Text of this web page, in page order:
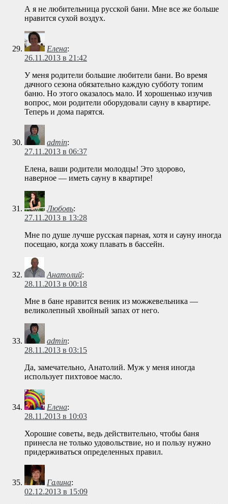
А я не любительница русской бани. Мне все же больше
нравится сухой воздух.
Елена:
26.11.2013 в 21:42
У меня родители большие любители бани. Во время
дачного сезона обязательно каждую субботу топим
баню. Но этого оказалось мало. И хорошенько изучив
вопрос, мои родители оборудовали сауну в квартире.
Теперь и дома парятся.
admin:
27.11.2013 в 06:37
Елена, ваши родители молодцы! Это здорово,
наверное — иметь сауну в квартире!
Любовь:
27.11.2013 в 13:28
Мне по душе лучше русская парная, хотя и сауну иногда
посещаю, когда хожу плавать в бассейн.
Анатолий:
28.11.2013 в 00:18
Мне в бане нравится веник из можжевельника —
великолепный хвойный запах от него.
admin:
28.11.2013 в 03:15
Да, замечательно, Анатолий. Муж у меня иногда
использует пихтовое масло.
Елена:
28.11.2013 в 10:03
Хорошие советы, ведь действительно, чтобы баня
принесла не только удовольствие, но и пользу нужно
придерживаться определенных правил.
Галина:
02.12.2013 в 15:09